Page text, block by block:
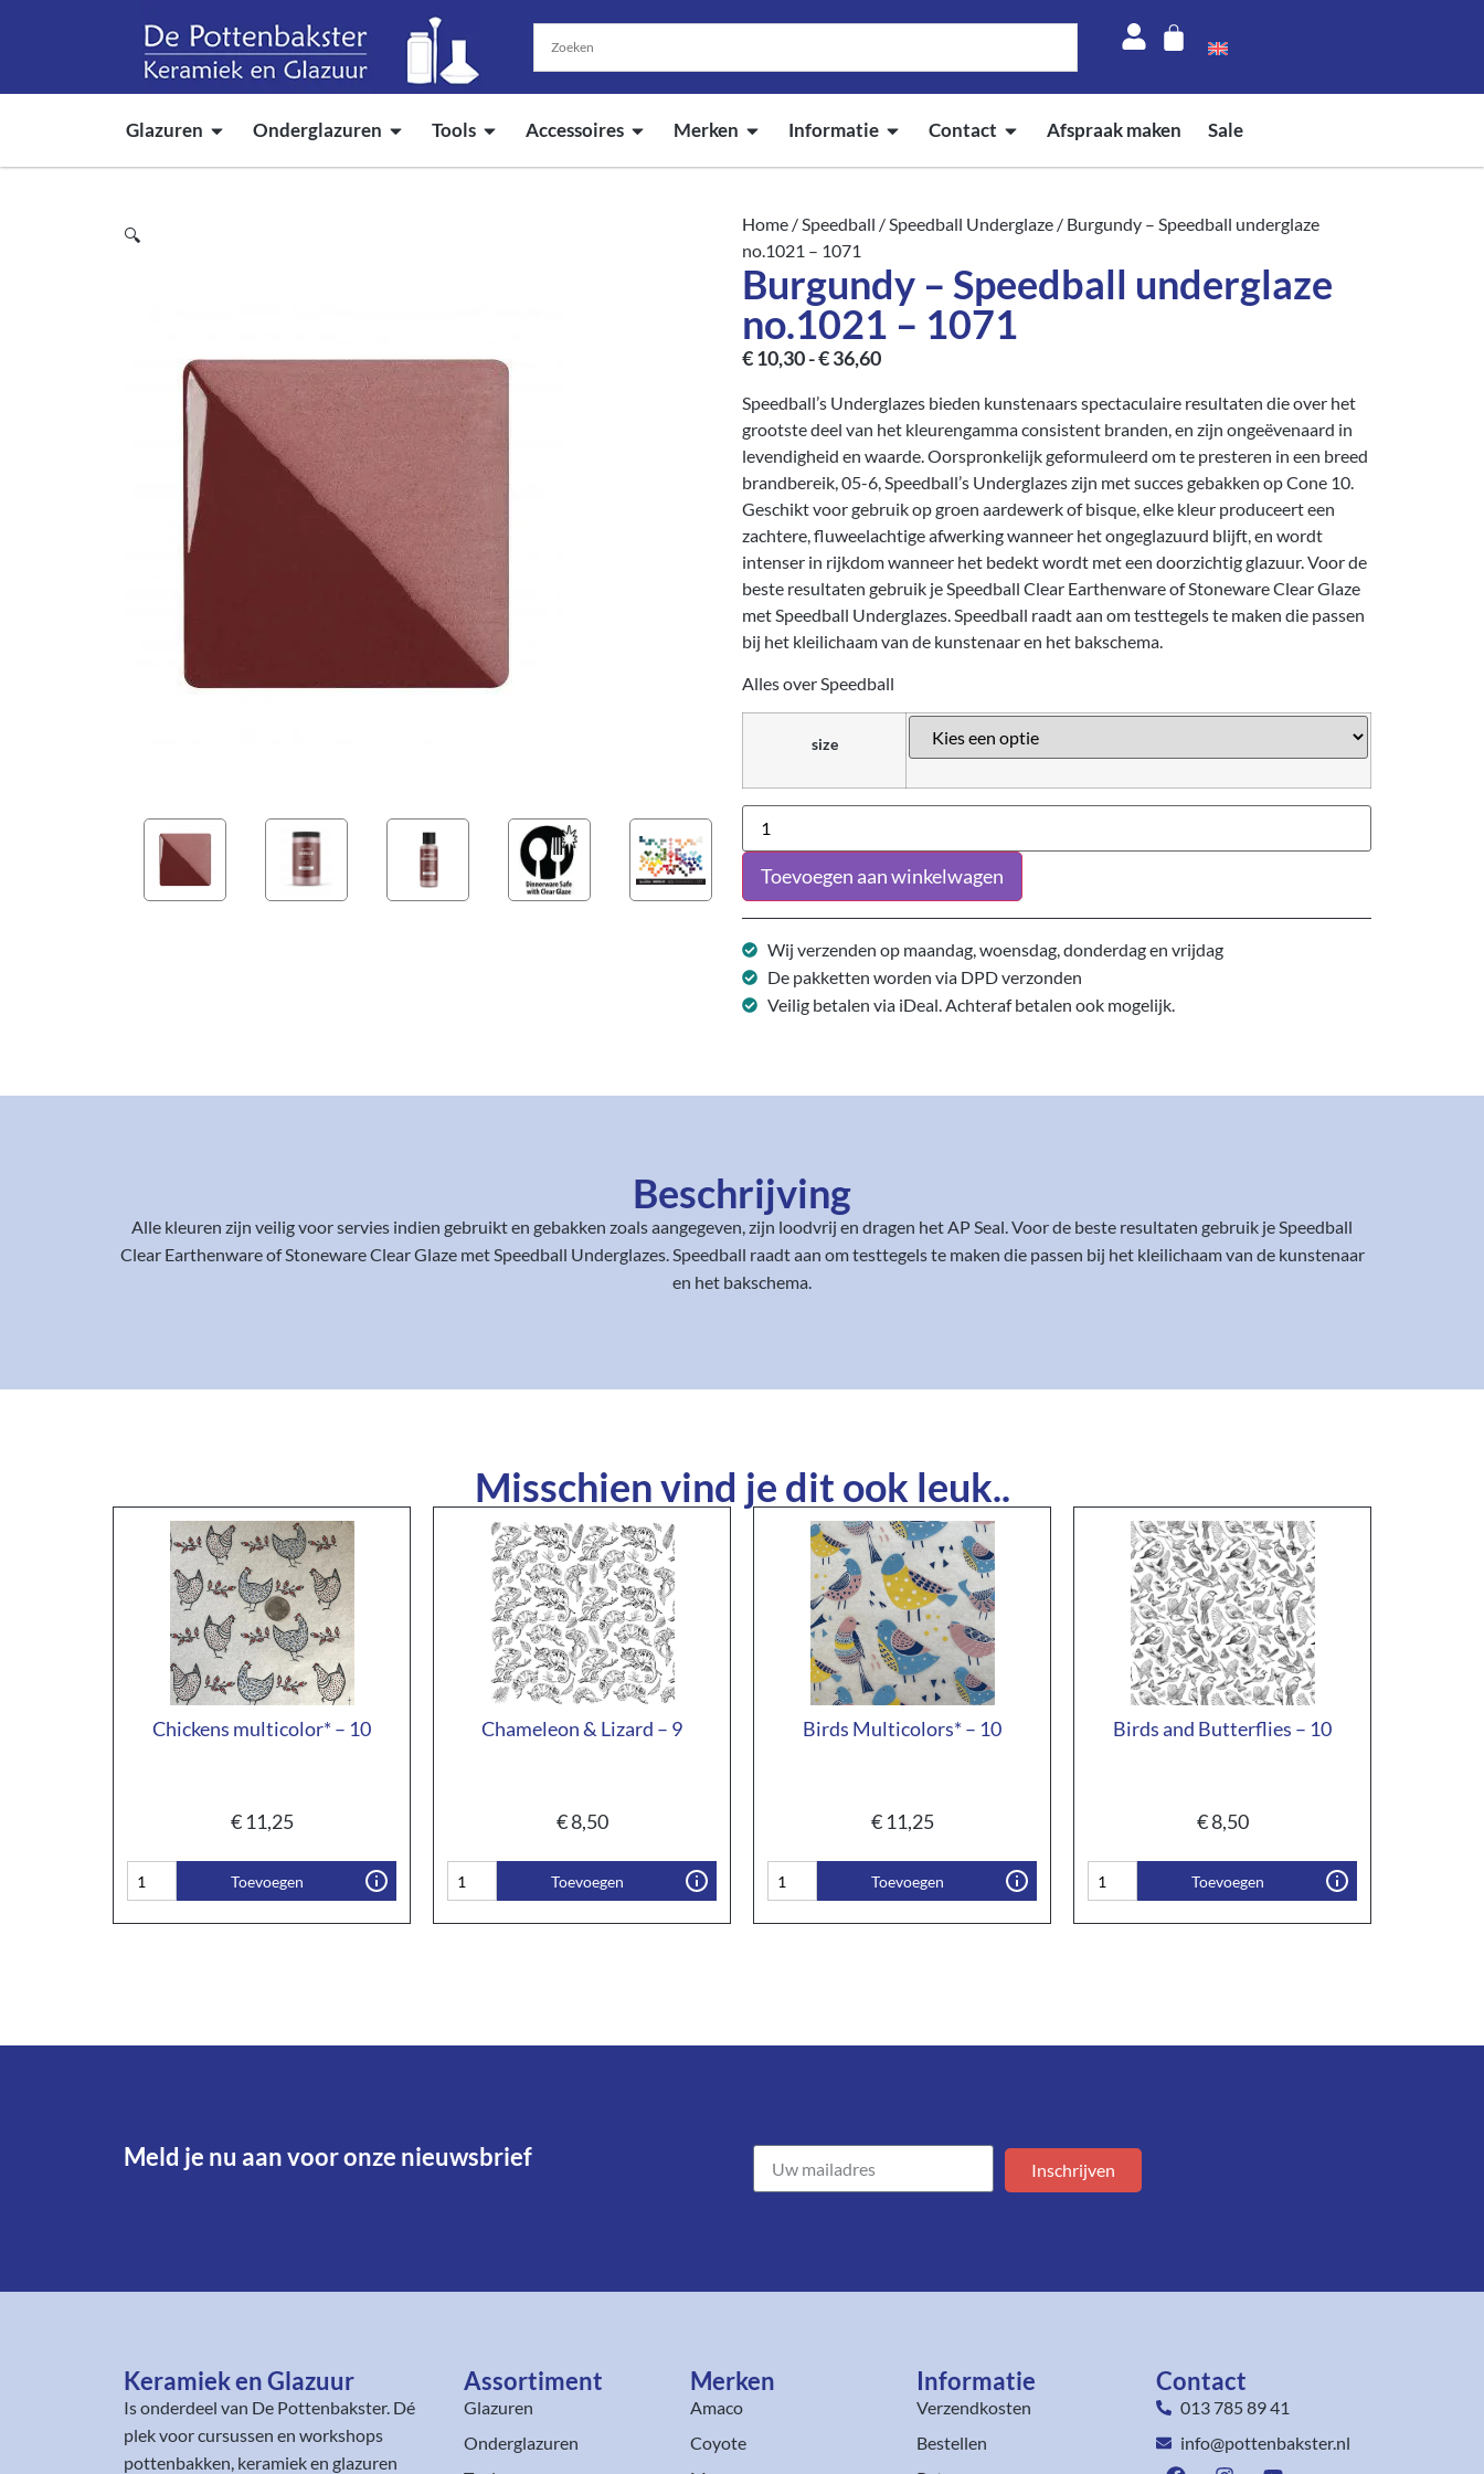
Glazuren Onderglazuren Tools Accessoires Merken Informatie Contact Afspraak maken Sale
🔍
Home /Speedball /Speedball Underglaze / Burgundy – Speedball underglaze
no.1021 – 1071
Burgundy – Speedball underglaze
no.1021 – 1071
€10,30-€36,60
Speedball’s Underglazes bieden kunstenaars spectaculaire resultaten die over het
grootste deel van het kleurengamma consistent branden, en zijn ongeëvenaard in
levendigheid en waarde. Oorspronkelijk geformuleerd om te presteren in een breed
brandbereik, 05-6, Speedball’s Underglazes zijn met succes gebakken op Cone 10.
Geschikt voor gebruik op groen aardewerk of bisque, elke kleur produceert een
zachtere, fluweelachtige afwerking wanneer het ongeglazuurd blijft, en wordt
intenser in rijkdom wanneer het bedekt wordt met een doorzichtig glazuur. Voor de
beste resultaten gebruik je Speedball Clear Earthenware of Stoneware Clear Glaze
met Speedball Underglazes. Speedball raadt aan om testtegels te maken die passen
bij het kleilichaam van de kunstenaar en het bakschema.
Alles over Speedball
size
Toevoegen aan winkelwagen
Wij verzenden op maandag, woensdag, donderdag en vrijdag
De pakketten worden via DPD verzonden
Veilig betalen via iDeal. Achteraf betalen ook mogelijk.
Beschrijving
Alle kleuren zijn veilig voor servies indien gebruikt en gebakken zoals aangegeven, zijn loodvrij en dragen het AP Seal. Voor de beste resultaten gebruik je Speedball
Clear Earthenware of Stoneware Clear Glaze met Speedball Underglazes. Speedball raadt aan om testtegels te maken die passen bij het kleilichaam van de kunstenaar
en het bakschema.
Misschien vind je dit ook leuk..
Chickens multicolor* – 10
€11,25
Toevoegen
Chameleon & Lizard – 9
€8,50
Toevoegen
Birds Multicolors* – 10
€11,25
Toevoegen
Birds and Butterflies – 10
€8,50
Toevoegen
Meld je nu aan voor onze nieuwsbrief​ Inschrijven
Keramiek en Glazuur​
Is onderdeel van De Pottenbakster. Dé
plek voor cursussen en workshops
pottenbakken, keramiek en glazuren
Assortiment​
Glazuren
Onderglazuren
Merken
Amaco
Coyote
Informatie
Verzendkosten
Bestellen
Contact
013 785 89 41
info@pottenbakster.nl